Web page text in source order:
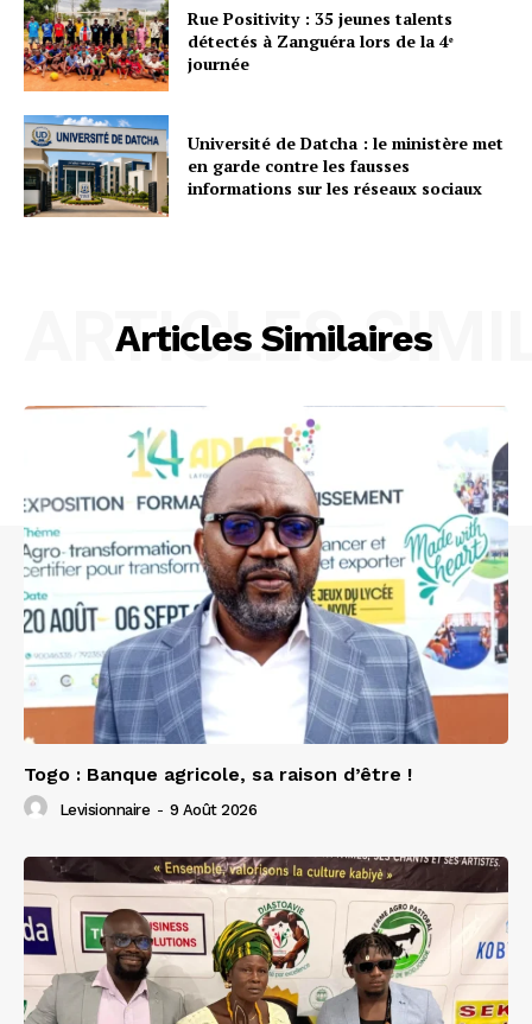
Rue Positivity : 35 jeunes talents
détectés à Zanguéra lors de la 4ᵉ
journée
Université de Datcha : le ministère met
en garde contre les fausses
informations sur les réseaux sociaux
Articles Similaires
ARTICLES
Togo : Banque agricole, sa raison d’être !
Levisionnaire - 9 Août 2026